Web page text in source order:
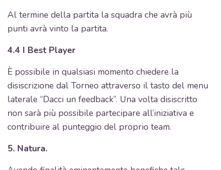
Al termine della partita la squadra che avrà più
punti avrà vinto la partita.
4.4 I Best Player
È possibile in qualsiasi momento chiedere la
disiscrizione dal Torneo attraverso il tasto del menu
laterale “Dacci un feedback”. Una volta disiscritto
non sarà più possibile partecipare all’iniziativa e
contribuire al punteggio del proprio team.
5. Natura.